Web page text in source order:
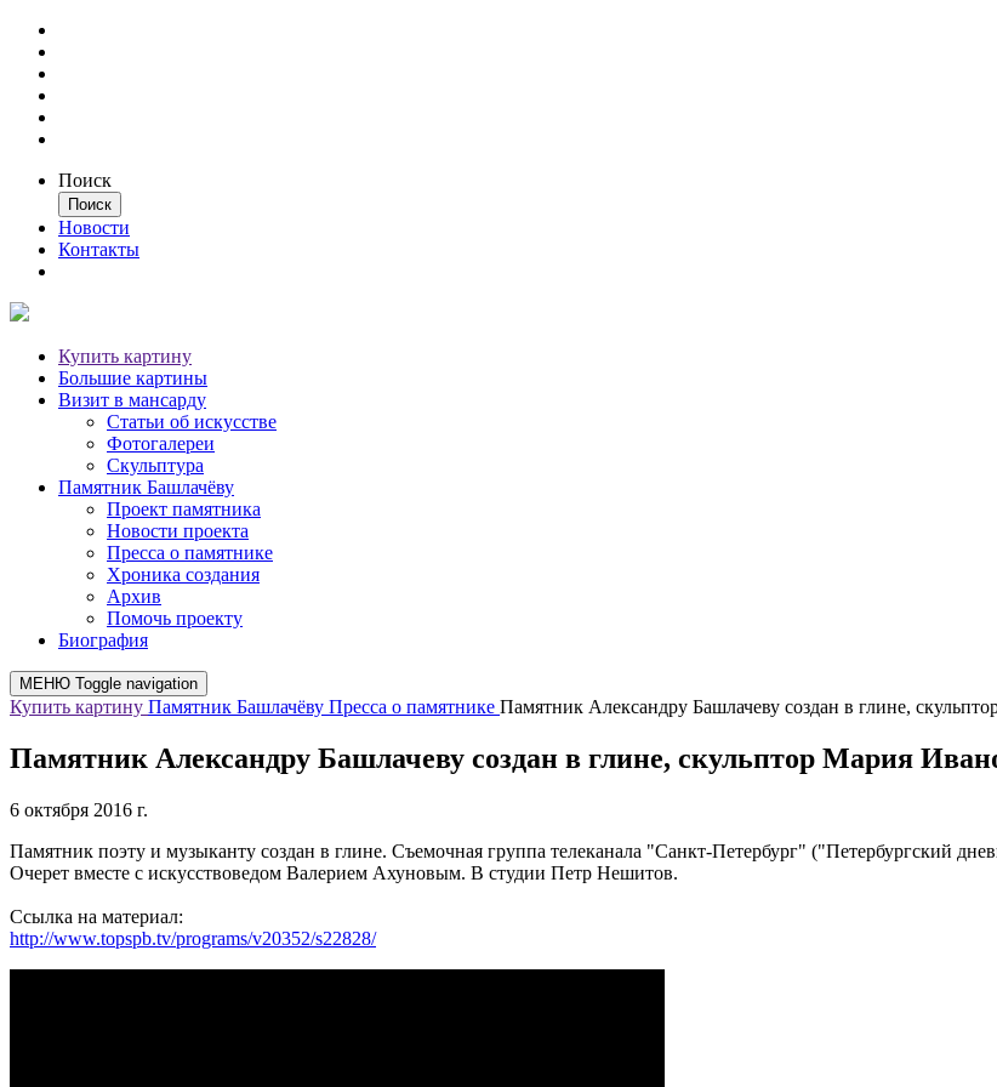
Поиск
Новости
Контакты
Купить картину
Большие картины
Визит в мансарду
Статьи об искусстве
Фотогалереи
Скульптура
Памятник Башлачёву
Проект памятника
Новости проекта
Пресса о памятнике
Хроника создания
Архив
Помочь проекту
Биография
МЕНЮ Toggle navigation
Купить картину Памятник Башлачёву Пресса о памятнике Памятник Александру Башлачеву создан в глине,
Памятник Александру Башлачеву создан в глине, скульптор Мария
6 октября 2016 г.
Памятник поэту и музыканту создан в глине. Съемочная группа телеканала "Санкт-Петербург" ("Петербургский
Очерет вместе с искусствоведом Валерием Ахуновым. В студии Петр Нешитов.
Ссылка на материал:
http://www.topspb.tv/programs/v20352/s22828/